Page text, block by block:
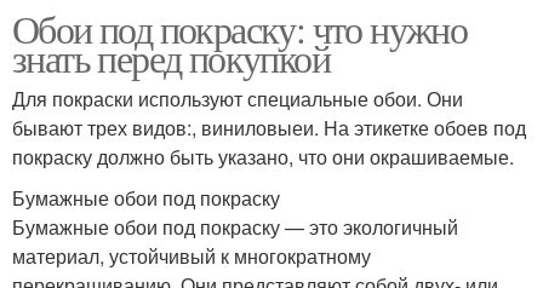
Обои под покраску: что нужно
знать перед покупкой
Для покраски используют специальные обои. Они
бывают трех видов:, виниловыеи. На этикетке обоев под
покраску должно быть указано, что они окрашиваемые.
Бумажные обои под покраску
Бумажные обои под покраску — это экологичный
материал, устойчивый к многократному